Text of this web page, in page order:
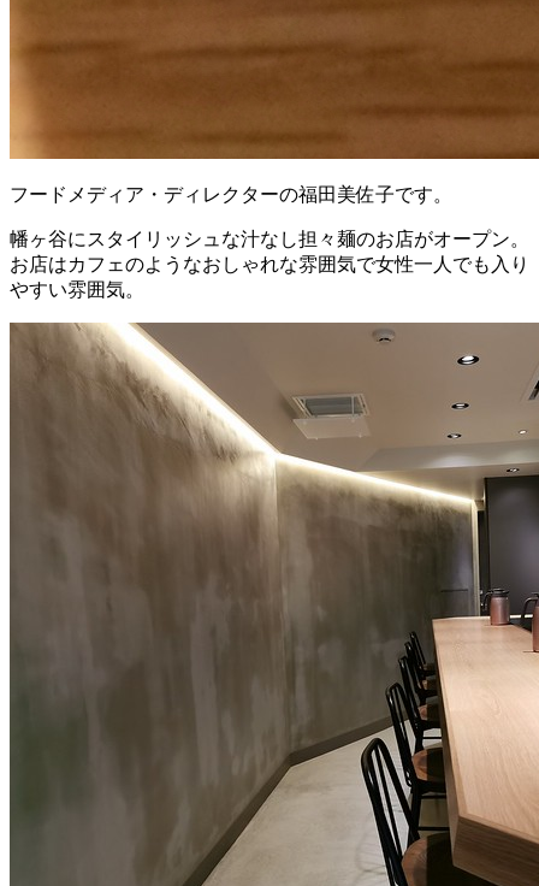
フードメディア・ディレクターの福田美佐子です。
幡ヶ谷にスタイリッシュな汁なし担々麺のお店がオープン。
お店はカフェのようなおしゃれな雰囲気で女性一人でも入り
やすい雰囲気。